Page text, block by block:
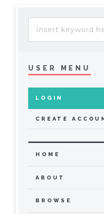
USER MENU
LOGIN
CREATE
HOME
ABOUT
BROWSE